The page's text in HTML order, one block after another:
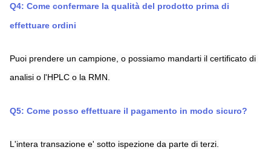
Q4: Come confermare la qualità del prodotto prima di
effettuare ordini
Puoi prendere un campione, o possiamo mandarti il certificato di
analisi o l'HPLC o la RMN.
Q5: Come posso effettuare il pagamento in modo sicuro?
L'intera transazione e' sotto ispezione da parte di terzi.